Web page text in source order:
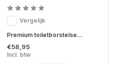
Vergelijk
Premium toiletborstelse...
€58,95
Incl. btw